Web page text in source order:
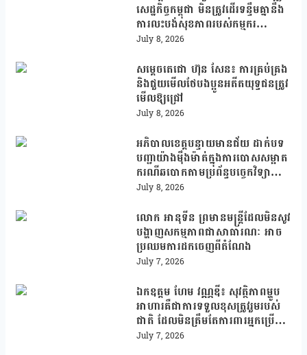
សេដ្ឋកិច្ចកម្ពុជា មិនត្រូវដើរទន្ទឹមគ្នានឹង
ការលះបង់សុខភាពរបស់កម្មករ
និយោជិតនោះឡើយ»
July 8, 2026
សម្ដេចតេជោ ហ៊ុន សែន៖ ការគ្រប់គ្រង
និងជួយមើលថែបងប្អូនអតីតយុទ្ធជនត្រូវ
មើលឱ្យជ្រៅ
July 8, 2026
អភិបាលខេត្តបន្ទាយមានជ័យ ដាក់បទ
បញ្ជាយ៉ាងម៉ឹងម៉ាត់ក្នុងការបោសសម្អាត
ករណីឆបោកតាមប្រព័ន្ធបច្ចេកវិទ្យា
(Online Scams)
July 8, 2026
លោក អានុទីន ព្រមានមន្ត្រីដែលមិនសូវ
បង្ហាញសកម្មភាពជាសាធារណៈ អាច
ប្រឈមការដកចេញពីតំណែង
July 7, 2026
ឯកឧត្តម ហែម វណ្ណឌី៖ សុវត្ថិភាពម្ហូប
អាហារគឺជាការទទួលខុសត្រូវរួមរបស់
ជាតិ ដែលមិនត្រឹមតែការពារអ្នកប្រើ
ប្រាស់ប៉ុណ្ណោះទេ ថែមទាំងពង្រឹងភាព
July 7, 2026